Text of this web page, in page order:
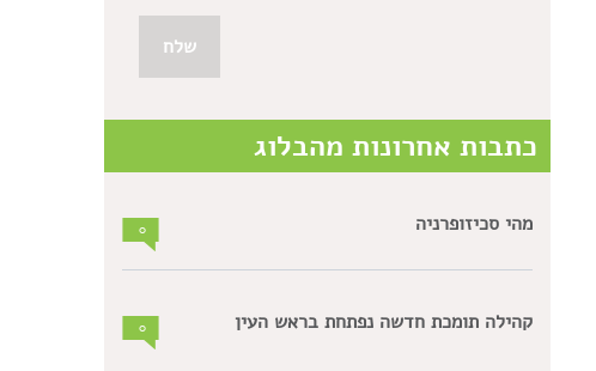
כתבות אחרונות מהבלוג
מהי סכיזופרניה 0
קהילה תומכת חדשה נפתחת בראש העין 0